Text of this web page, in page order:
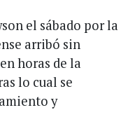
el sábado por la
arribó sin
horas de la
lo cual se
y